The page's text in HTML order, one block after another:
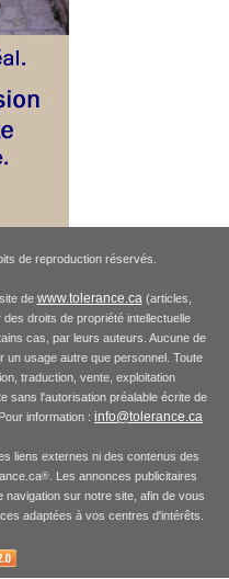
de reproduction réservés.
de www.tolerance.ca (articles,
droits de propriété intellectuelle
cas, par leurs auteurs. Aucune de
un usage autre que personnel. Toute
traduction, vente, exploitation
sans l'autorisation préalable écrite de
information : info@tolerance.ca
liens externes ni des contenus des
®. Les annonces publicitaires
sur notre site, afin de vous
adaptées à vos centres d'intérêts.